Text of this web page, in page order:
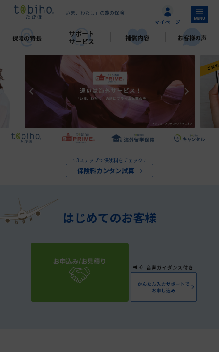
「いま、わたし」の旅の保険
\ 3ステップで保険料をチェック
保険料カンタン試算
はじめてのお客様